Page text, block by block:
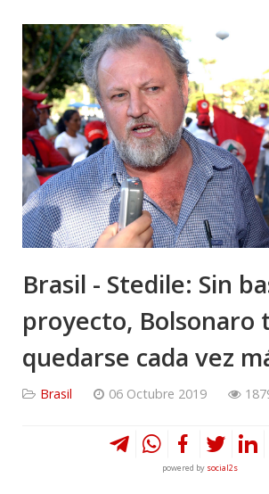
Brasil - Stedile: Sin
proyecto, Bolsonaro
quedarse cada vez
Brasil 06 Octubre 2019
powered by social2s